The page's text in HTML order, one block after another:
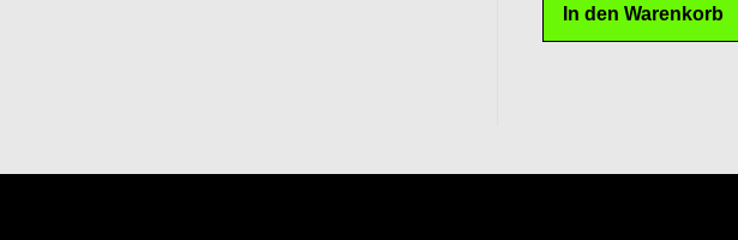
In den Warenkorb